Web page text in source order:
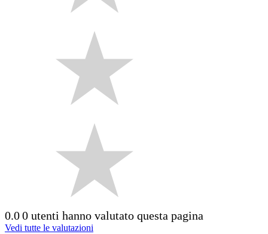
0.00 utenti hanno valutato questa pagina
Vedi tutte le valutazioni